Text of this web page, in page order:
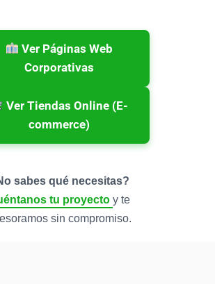
Ver Páginas Web
Corporativas
Ver Tiendas Online (E-
commerce)
sabes qué necesitas?
tu proyecto y te
sin compromiso.